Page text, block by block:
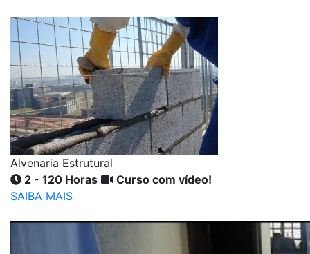
Alvenaria Estrutural
2 - 120 Horas
Curso com vídeo!
SAIBA MAIS